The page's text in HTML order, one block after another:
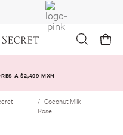
A $2,499 MXN
Coconut Milk
Rose